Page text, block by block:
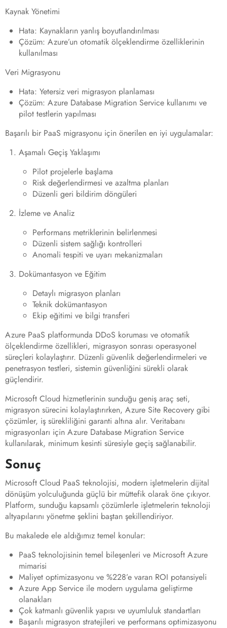
Kaynak Yönetimi
Hata: Kaynakların yanlış boyutlandırılması
Çözüm: Azure’un otomatik ölçeklendirme özelliklerinin
kullanılması
Veri Migrasyonu
Hata: Yetersiz veri migrasyon planlaması
Çözüm: Azure Database Migration Service kullanımı ve
pilot testlerin yapılması
Başarılı bir PaaS migrasyonu için önerilen en iyi uygulamalar:
Aşamalı Geçiş Yaklaşımı
Pilot projelerle başlama
Risk değerlendirmesi ve azaltma planları
Düzenli geri bildirim döngüleri
İzleme ve Analiz
Performans metriklerinin belirlenmesi
Düzenli sistem sağlığı kontrolleri
Anomali tespiti ve uyarı mekanizmaları
Dokümantasyon ve Eğitim
Detaylı migrasyon planları
Teknik dokümantasyon
Ekip eğitimi ve bilgi transferi
Azure PaaS platformunda DDoS koruması ve otomatik
ölçeklendirme özellikleri, migrasyon sonrası operasyonel
süreçleri kolaylaştırır. Düzenli güvenlik değerlendirmeleri ve
penetrasyon testleri, sistemin güvenliğini sürekli olarak
güçlendirir.
Microsoft Cloud hizmetlerinin sunduğu geniş araç seti,
migrasyon sürecini kolaylaştırırken, Azure Site Recovery gibi
çözümler, iş sürekliliğini garanti altına alır. Veritabanı
migrasyonları için Azure Database Migration Service
kullanılarak, minimum kesinti süresiyle geçiş sağlanabilir.
Sonuç
Microsoft Cloud PaaS teknolojisi, modern işletmelerin dijital
dönüşüm yolculuğunda güçlü bir müttefik olarak öne çıkıyor.
Platform, sunduğu kapsamlı çözümlerle işletmelerin teknoloji
altyapılarını yönetme şeklini baştan şekillendiriyor.
Bu makalede ele aldığımız temel konular:
PaaS teknolojisinin temel bileşenleri ve Microsoft Azure
mimarisi
Maliyet optimizasyonu ve %228’e varan ROI potansiyeli
Azure App Service ile modern uygulama geliştirme
olanakları
Çok katmanlı güvenlik yapısı ve uyumluluk standartları
Başarılı migrasyon stratejileri ve performans optimizasyonu